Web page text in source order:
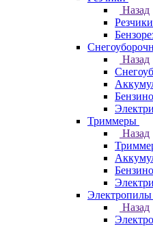
Назад
Резчики
Назад
Триммеры
Назад
Электропилы
Назад